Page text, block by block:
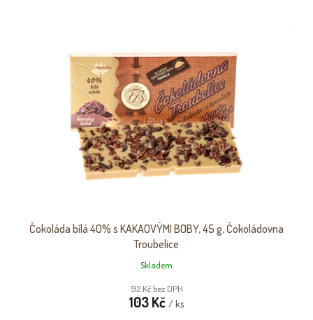
Čokoláda bílá 40% s KAKAOVÝMI BOBY, 45 g, Čokoládovna
Troubelice
Skladem
92 Kč bez DPH
103 Kč / ks